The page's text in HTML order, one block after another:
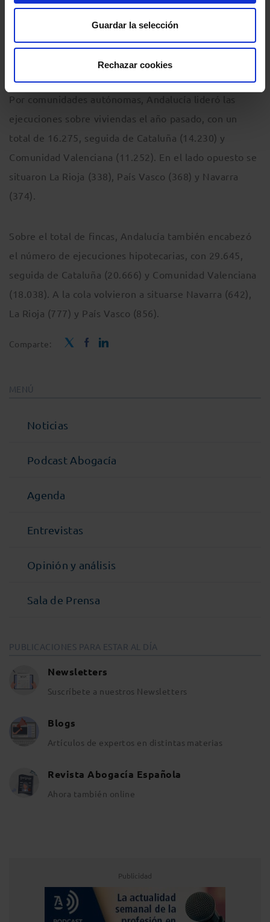
Guardar la selección
Rechazar cookies
ANDALUCÍA LIDERA LAS EJECUCIONES
HIPOTECARIAS SOBRE VIVIENDAS.
Por comunidades autónomas, Andalucía lideró las
ejecuciones sobre viviendas el año pasado, con un
total de 16.275, seguida de Cataluña (14.230) y
Comunidad Valenciana (11.252). En el lado opuesto se
situaron La Rioja (338), País Vasco (368) y Navarra
(374).
Sobre el total de fincas, Andalucía también encabezó
el número de ejecuciones hipotecarias, con 29.645,
seguida de Cataluña (20.666) y Comunidad Valenciana
(18.038). A la cola volvieron a situarse Navarra (642),
La Rioja (777) y País Vasco (856).
Comparte:
MENÚ
Noticias
Podcast Abogacía
Agenda
Entrevistas
Opinión y análisis
Sala de Prensa
PUBLICACIONES PARA ESTAR AL DÍA
Newsletters
Suscríbete a nuestros Newsletters
Blogs
Artículos de expertos en distintas materias
Revista Abogacía Española
Ahora también online
Publicidad